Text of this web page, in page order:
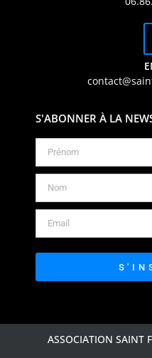
S'ABONNER À LA
ASSOCIATION SAINT